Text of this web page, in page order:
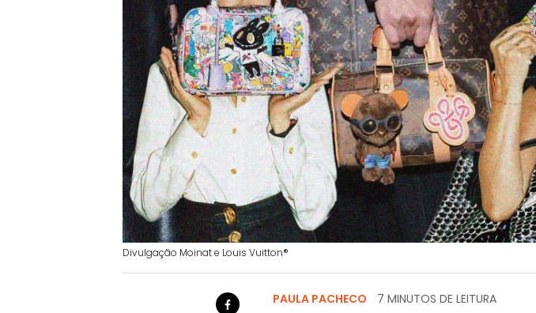
Divulgação Moinat e Louis Vuitton®
PAULA PACHECO 7 MINUTOS DE LEITURA